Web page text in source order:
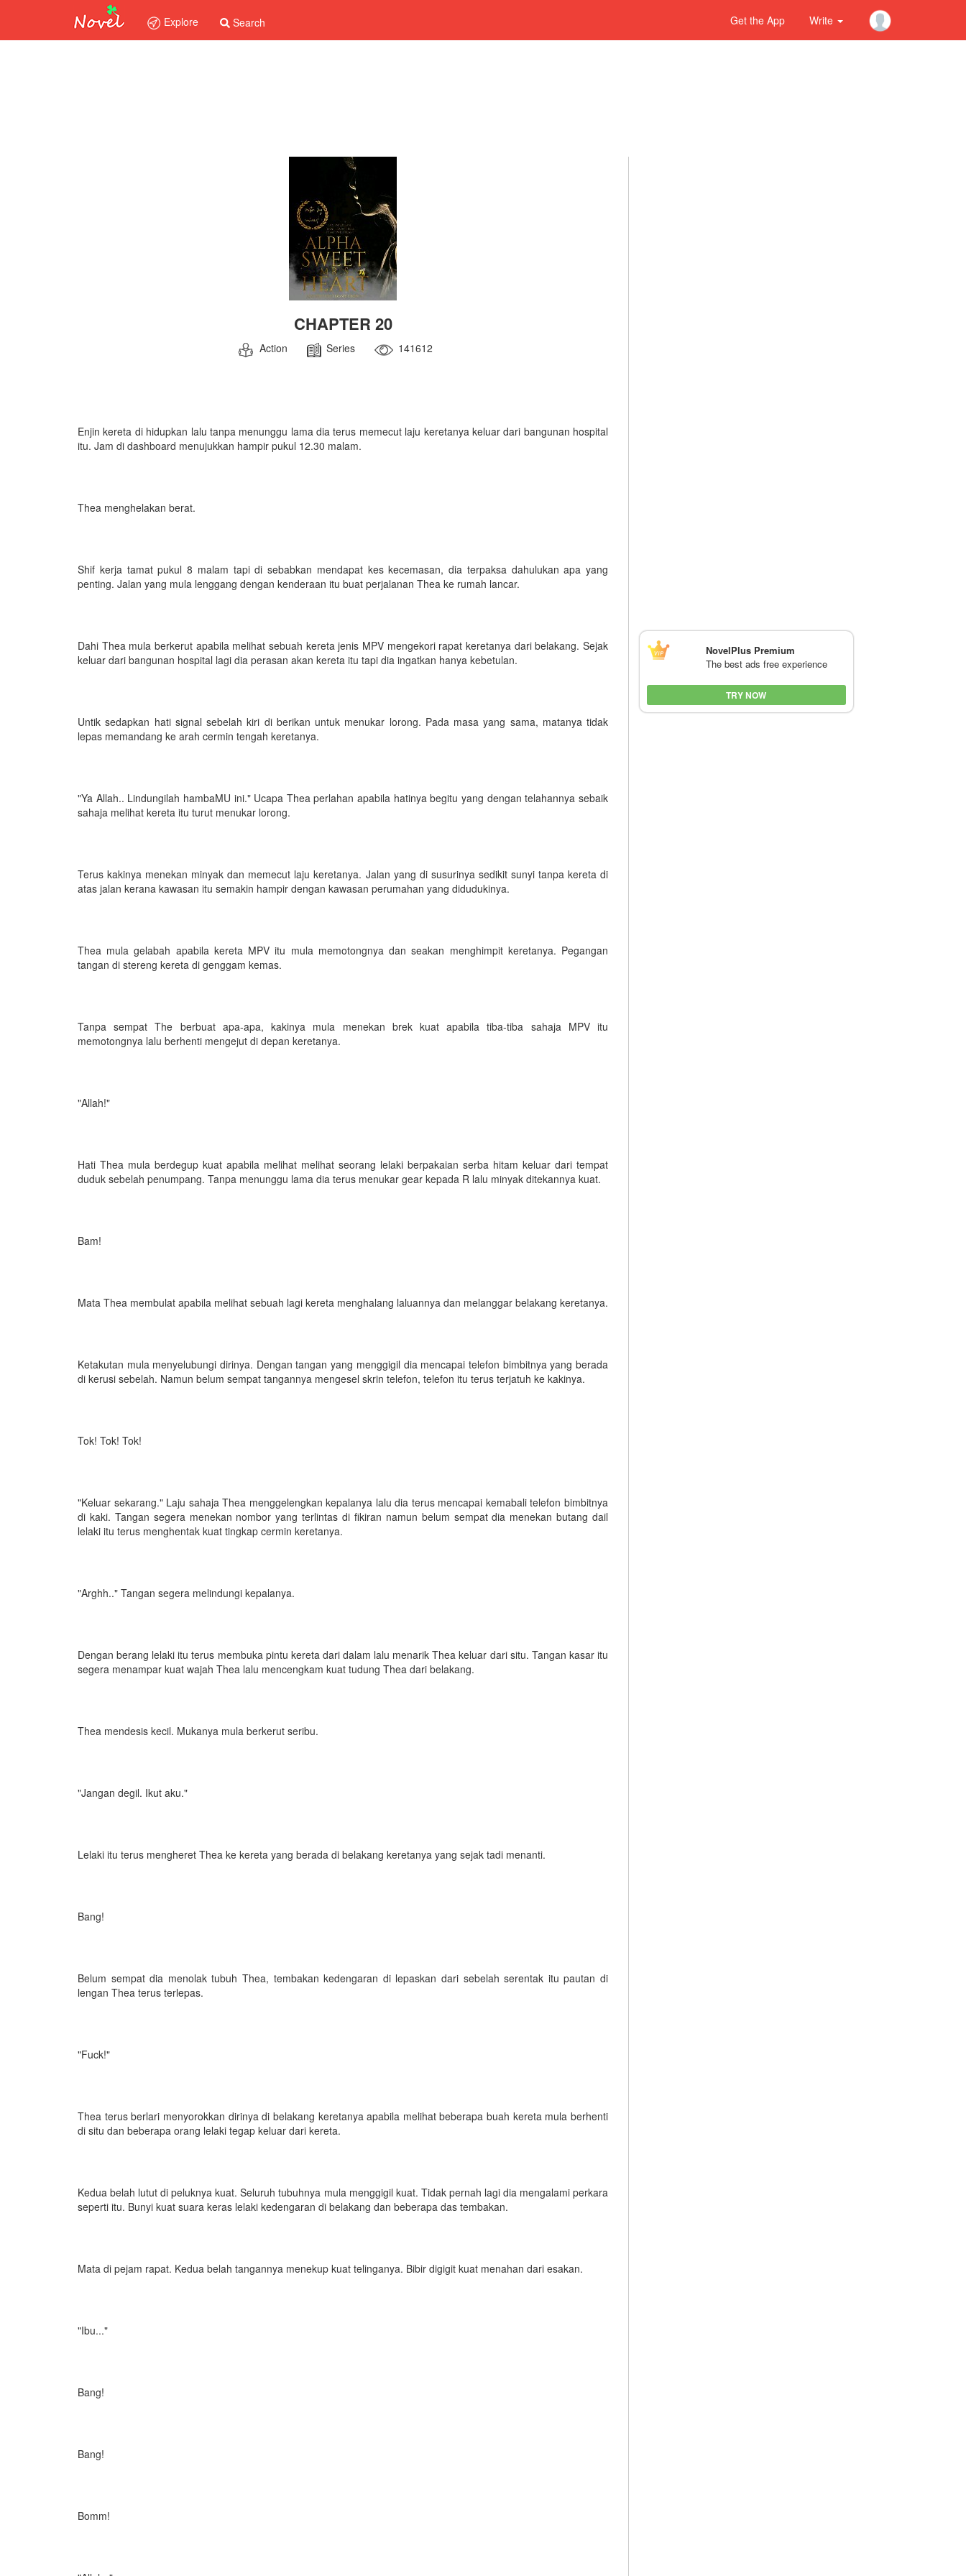
Explore Search Get the App Write
CHAPTER 20
Action Series 141612
Enjin kereta di hidupkan lalu tanpa menunggu lama dia terus memecut laju keretanya keluar dari bangunan hospital
itu. Jam di dashboard menujukkan hampir pukul 12.30 malam.
Thea menghelakan berat.
Shif kerja tamat pukul 8 malam tapi di sebabkan mendapat kes kecemasan, dia terpaksa dahulukan apa yang
penting. Jalan yang mula lenggang dengan kenderaan itu buat perjalanan Thea ke rumah lancar.
Dahi Thea mula berkerut apabila melihat sebuah kereta jenis MPV mengekori rapat keretanya dari belakang. Sejak
keluar dari bangunan hospital lagi dia perasan akan kereta itu tapi dia ingatkan hanya kebetulan.
Untik sedapkan hati signal sebelah kiri di berikan untuk menukar lorong. Pada masa yang sama, matanya tidak
lepas memandang ke arah cermin tengah keretanya.
"Ya Allah.. Lindungilah hambaMU ini." Ucapa Thea perlahan apabila hatinya begitu yang dengan telahannya sebaik
sahaja melihat kereta itu turut menukar lorong.
Terus kakinya menekan minyak dan memecut laju keretanya. Jalan yang di susurinya sedikit sunyi tanpa kereta di
atas jalan kerana kawasan itu semakin hampir dengan kawasan perumahan yang didudukinya.
Thea mula gelabah apabila kereta MPV itu mula memotongnya dan seakan menghimpit keretanya. Pegangan
tangan di stereng kereta di genggam kemas.
Tanpa sempat The berbuat apa-apa, kakinya mula menekan brek kuat apabila tiba-tiba sahaja MPV itu
memotongnya lalu berhenti mengejut di depan keretanya.
"Allah!"
Hati Thea mula berdegup kuat apabila melihat melihat seorang lelaki berpakaian serba hitam keluar dari tempat
duduk sebelah penumpang. Tanpa menunggu lama dia terus menukar gear kepada R lalu minyak ditekannya kuat.
Bam!
Mata Thea membulat apabila melihat sebuah lagi kereta menghalang laluannya dan melanggar belakang keretanya.
Ketakutan mula menyelubungi dirinya. Dengan tangan yang menggigil dia mencapai telefon bimbitnya yang berada
di kerusi sebelah. Namun belum sempat tangannya mengesel skrin telefon, telefon itu terus terjatuh ke kakinya.
Tok! Tok! Tok!
"Keluar sekarang." Laju sahaja Thea menggelengkan kepalanya lalu dia terus mencapai kemabali telefon bimbitnya
di kaki. Tangan segera menekan nombor yang terlintas di fikiran namun belum sempat dia menekan butang dail
lelaki itu terus menghentak kuat tingkap cermin keretanya.
"Arghh.." Tangan segera melindungi kepalanya.
Dengan berang lelaki itu terus membuka pintu kereta dari dalam lalu menarik Thea keluar dari situ. Tangan kasar itu
segera menampar kuat wajah Thea lalu mencengkam kuat tudung Thea dari belakang.
Thea mendesis kecil. Mukanya mula berkerut seribu.
"Jangan degil. Ikut aku."
Lelaki itu terus mengheret Thea ke kereta yang berada di belakang keretanya yang sejak tadi menanti.
Bang!
Belum sempat dia menolak tubuh Thea, tembakan kedengaran di lepaskan dari sebelah serentak itu pautan di
lengan Thea terus terlepas.
"Fuck!"
Thea terus berlari menyorokkan dirinya di belakang keretanya apabila melihat beberapa buah kereta mula berhenti
di situ dan beberapa orang lelaki tegap keluar dari kereta.
Kedua belah lutut di peluknya kuat. Seluruh tubuhnya mula menggigil kuat. Tidak pernah lagi dia mengalami perkara
seperti itu. Bunyi kuat suara keras lelaki kedengaran di belakang dan beberapa das tembakan.
Mata di pejam rapat. Kedua belah tangannya menekup kuat telinganya. Bibir digigit kuat menahan dari esakan.
"Ibu..."
Bang!
Bang!
Bomm!
NovelPlus Premium
The best ads free experience
TRY NOW